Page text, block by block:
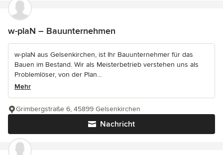
w-plaN – Bauunternehmen
w-plaN aus Gelsenkirchen, ist Ihr Bauunternehmer für das
Bauen im Bestand. Wir als Meisterbetrieb verstehen uns als
Problemlöser, von der Plan...
Mehr
Nachricht
Grimbergstraße 6, 45899 Gelsenkirchen